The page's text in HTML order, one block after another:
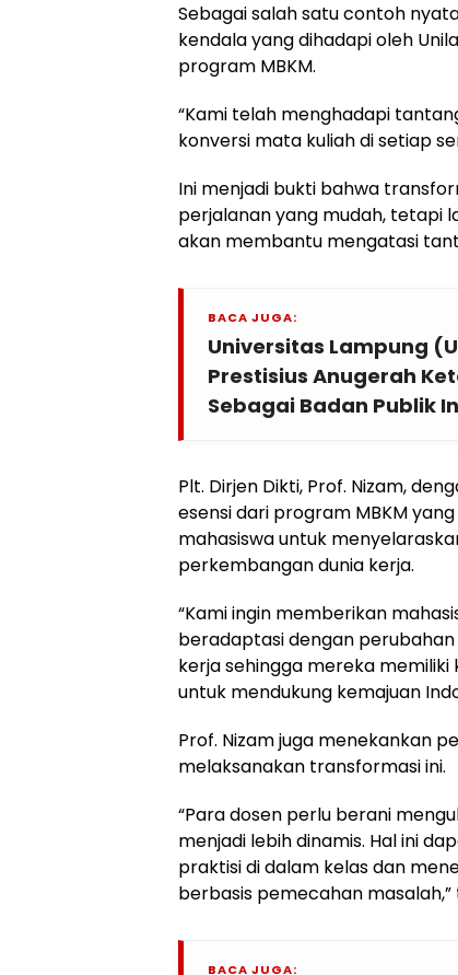
Sebagai salah satu contoh
kendala yang dihadapi oleh
program MBKM.
“Kami telah menghadapi
konversi mata kuliah di setiap
Ini menjadi bukti bahwa
perjalanan yang mudah, tetapi
akan membantu mengatasi
BACA JUGA:
Universitas Lampung
Prestisius Anugerah
Sebagai Badan Publik
Plt. Dirjen Dikti, Prof. Nizam,
esensi dari program MBKM
mahasiswa untuk
perkembangan dunia kerja.
“Kami ingin memberikan
beradaptasi dengan
kerja sehingga mereka
untuk mendukung kemajuan
Prof. Nizam juga menekankan
melaksanakan transformasi ini.
“Para dosen perlu berani
menjadi lebih dinamis. Hal ini
praktisi di dalam kelas dan
berbasis pemecahan masalah,”
BACA JUGA: